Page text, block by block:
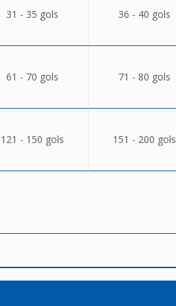
31 - 35 gols 36 - 40 gols
61 - 70 gols 71 - 80 gols
121 - 150 gols 151 - 200 gols